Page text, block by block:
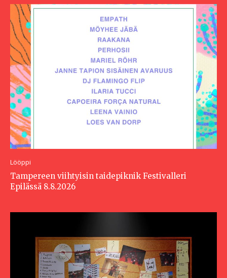
Lööppi
Tampereen viihtyisin taidepiknik Festivalleri
Epilässä 8.8.2026